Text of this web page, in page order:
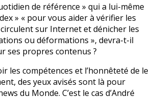
pris
en
flagrant
délit
de
fakenews
de référence » qui a lui-même
» « pour vous aider à vérifier les
sur Internet et dénicher les
ou déformations », devra-t-il
ses propres contenus ?
les compétences et l’honnêteté de le
des yeux avisés sont là pour
du Monde. C’est le cas d’André